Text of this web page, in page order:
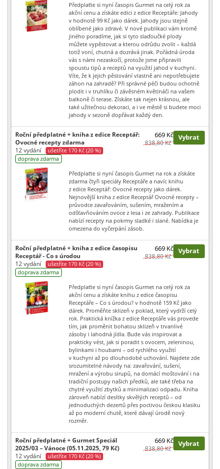
Předplaťte si nyní časopis Gurmet na celý rok za
akční cenu a získáte edici z edice Receptáře: Jahody
v hodnotě 99 Kč jako dárek. Jahody jsou stejně
oblíbené jako zdravé. V nové publikaci vám kromě
jiného poradíme, jak si tyto slaďoučké plody
můžete vypěstovat a kterou odrůdu zvolit – každá
totiž voní, chutná a dozrává jinak. Pořádná úroda
vás s námi nezaskočí, protože jsme připravili
spoustu tipů a receptů na využití jahod v kuchyni.
Víte, že k jejich pěstování vlastně ani nepotřebujete
záhon na zahradě? Při správné péči budou ochotně
plodit i v truhlíku či závěsném květináči na vašem
balkoně či terase. Získáte tak nejen krásnou, ale
také užitečnou dekoraci, a i ve městě si budete moci
jahody v sezoně dopřávat každý den.
Roční předplatné + kniha z edice Receptář:
Ovocné recepty zdarma
12 vydání
ušetříte 170 Kč (20 %)
doprava zdarma
669 Kč
838,80 Kč
Vybrat
Předplaťte si nyní časopis Gurmet na rok a získáte
zdarma čtyři speciály Receptáře a navíc knihu
z edice Receptář: Ovocné recepty jako dárek.
Nejnovější kniha z edice Receptář Ovocné recepty –
průvodce zavařováním, sušením, mražením a
odšťavňováním ovoce z lesa i ze zahrady. Publikace
nabízí recepty na pokrmy sladké i slané. Nabídka je
omezena do vyčerpání zásob.
Roční předplatné + kniha z edice časopisu
Receptář - Co s úrodou
12 vydání
ušetříte 170 Kč (20 %)
doprava zdarma
669 Kč
838,80 Kč
Vybrat
Předplaťte si nyní časopis Gurmet na celý rok za
akční cenu a získáte knihu z edice časopisu
Receptáře – Co s úrodou? v hodnotě 159 Kč jako
dárek. Proměňte sklizeň v poklad, který vydrží celý
rok. Praktická knížka z edice Receptáře vás provede
tím, jak proměnit bohatou sklizeň v trvanlivé
zásoby i lahodná jídla. Bude vás inspirovat a
prakticky vést, jak si poradit s ovocem, zeleninou,
bylinkami i houbami – od rychlého využití
v kuchyni až po dlouhodobé uchování. Najdete zde
srozumitelné návody na: zavařování, sušení,
mražení a výrobu sirupů, na domácí moštování i na
tradiční postupy našich předků, ale také třeba na
chytré využití zbytků a minimalizaci odpadu. Kniha
zároveň nabízí desítky skvělých receptů – od
jednoduchých dezertů přes poctivou českou klasiku
až po moderní chutě, které dávají úrodě nový
rozměr.
Roční předplatné + Gurmet Speciál
2025/03 – Vánoce (05.11.2025, 79 Kč)
12 vydání
ušetříte 170 Kč (20 %)
doprava zdarma
669 Kč
838,80 Kč
Vybrat